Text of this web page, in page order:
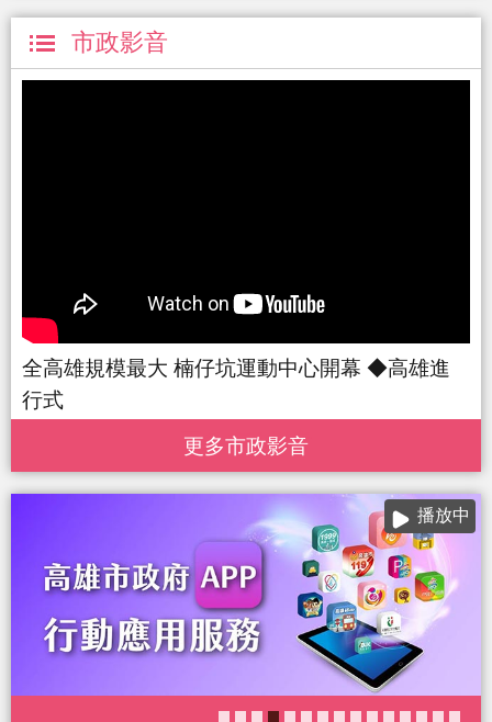
市政影音
全高雄規模最大 楠仔坑運動中心開幕 ◆高雄進
行式
更多 市政影音
播放中